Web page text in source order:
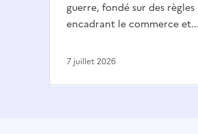
guerre, fondé sur des
encadrant le commerce et...
7 juillet 2026